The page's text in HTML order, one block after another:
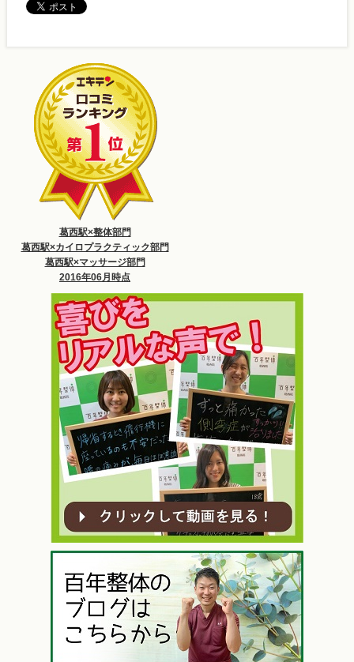
葛西駅×整体部門
葛西駅×カイロプラクティック部門
葛西駅×マッサージ部門
2016年06月時点